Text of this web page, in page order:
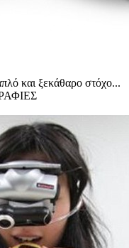
και ξεκάθαρο στόχο...